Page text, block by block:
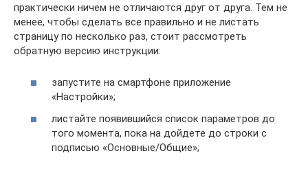
практически ничем не отличаются друг от друга. Тем не
менее, чтобы сделать все правильно и не листать
страницу по несколько раз, стоит рассмотреть
обратную версию инструкции:
запустите на смартфоне приложение
«Настройки»;
листайте появившийся список параметров до
того момента, пока на дойдете до строки с
подписью «Основные/Общие»;